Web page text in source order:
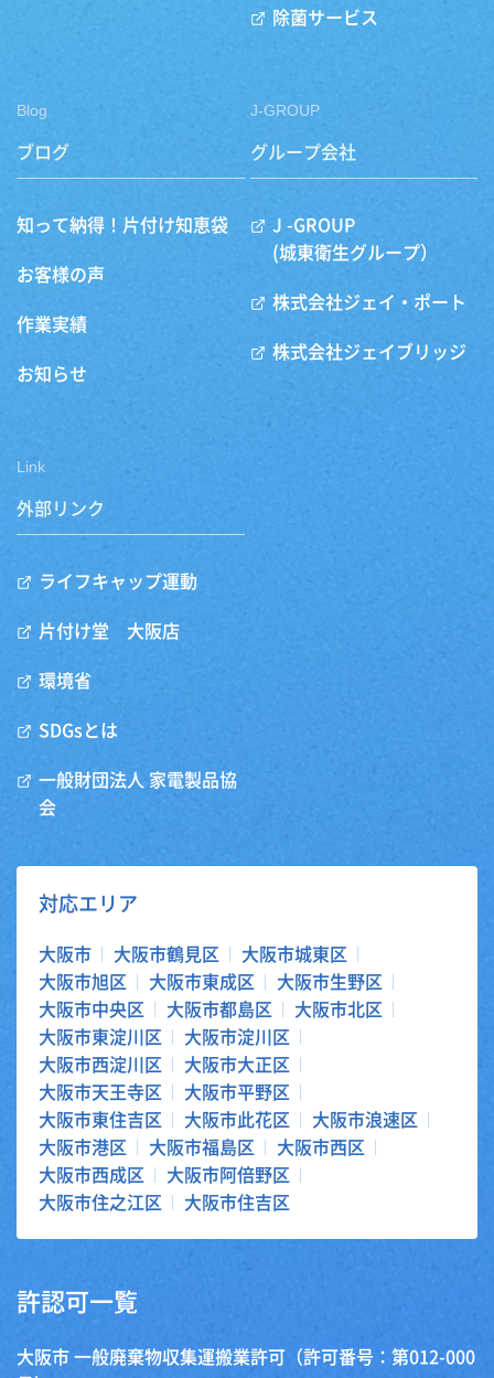
除菌サービス
Blog
ブログ
知って納得！片付け知恵袋
お客様の声
作業実績
お知らせ
J-GROUP
グループ会社
J -GROUP
(城東衛生グループ）
株式会社ジェイ・ポート
株式会社ジェイブリッジ
Link
外部リンク
ライフキャップ運動
片付け堂 大阪店
環境省
SDGsとは
一般財団法人 家電製品協
会
対応エリア
大阪市 大阪市鶴見区
大阪市城東区
大阪市旭区
大阪市東成区
大阪市生野区
大阪市中央区
大阪市都島区
大阪市北区
大阪市東淀川区
大阪市淀川区
大阪市西淀川区
大阪市大正区
大阪市天王寺区
大阪市平野区
大阪市東住吉区
大阪市此花区
大阪市浪速区
大阪市港区
大阪市福島区
大阪市西区
大阪市西成区
大阪市阿倍野区
大阪市住之江区
大阪市住吉区
許認可一覧
大阪市 一般廃棄物収集運搬業許可（許可番号：第012-000